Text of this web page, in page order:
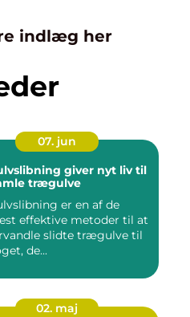
indlæg her
07. jun
giver nyt liv til
trægulve
er en af de
effektive metoder til at
slidte trægulve til
de...
02. maj